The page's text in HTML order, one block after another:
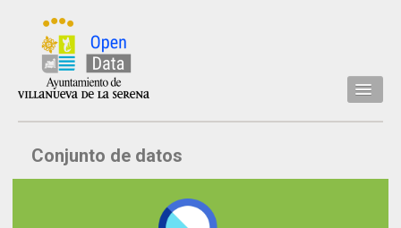
Inicio
Datos
Conjunto de datos